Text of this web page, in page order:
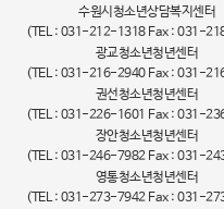
수원시청소년상담복지센터
(TEL : 031-212-1318 Fax : 031-
광교청소년청년센터
(TEL : 031-216-2940 Fax : 031-
권선청소년청년센터
(TEL : 031-226-1601 Fax : 031-
장안청소년청년센터
(TEL : 031-246-7982 Fax : 031-
영통청소년청년센터
(TEL : 031-273-7942 Fax : 031-